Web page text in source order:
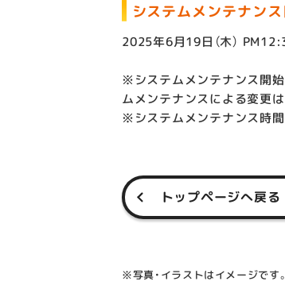
システムメンテナン
2025年6月19日（木）
※システムメンテナンス開始
ムメンテナンスによる変更は
※システムメンテナンス時間
トップページへ戻る
※写真・イラストはイメージです。